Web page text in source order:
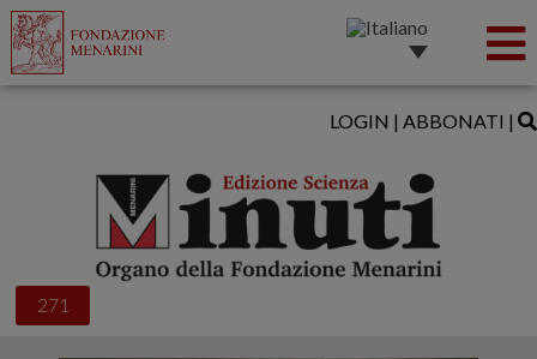
271
LOGIN | ABBONATI |